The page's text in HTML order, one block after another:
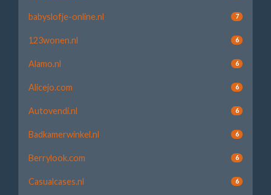
babyslofje-online.nl 7
123wonen.nl 6
Alamo.nl 6
Alicejo.com 6
Autovendi.nl 6
Badkamerwinkel.nl 6
Berrylook.com 6
Casualcases.nl 6